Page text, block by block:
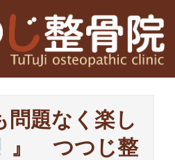
問題なく楽し
』 つつじ整